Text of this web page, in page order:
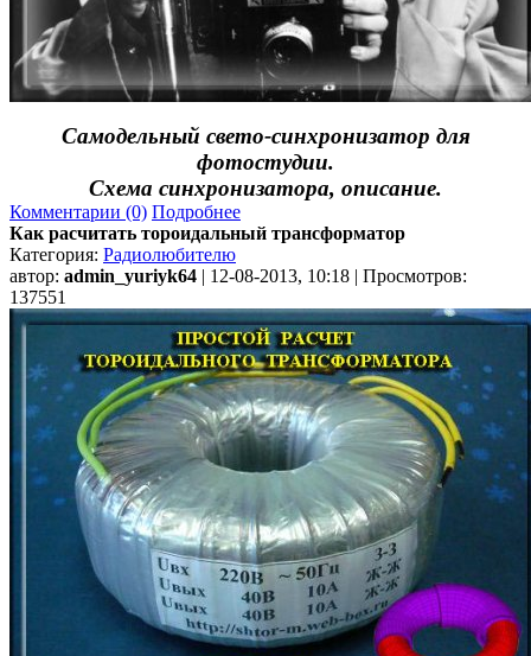
Самодельный свето-синхронизатор для
фотостудии.
Схема синхронизатора, описание.
Комментарии (0) Подробнее
Как расчитать тороидальный трансформатор
Категория: Радиолюбителю
автор: admin_yuriyk64 | 12-08-2013, 10:18 | Просмотров:
137551